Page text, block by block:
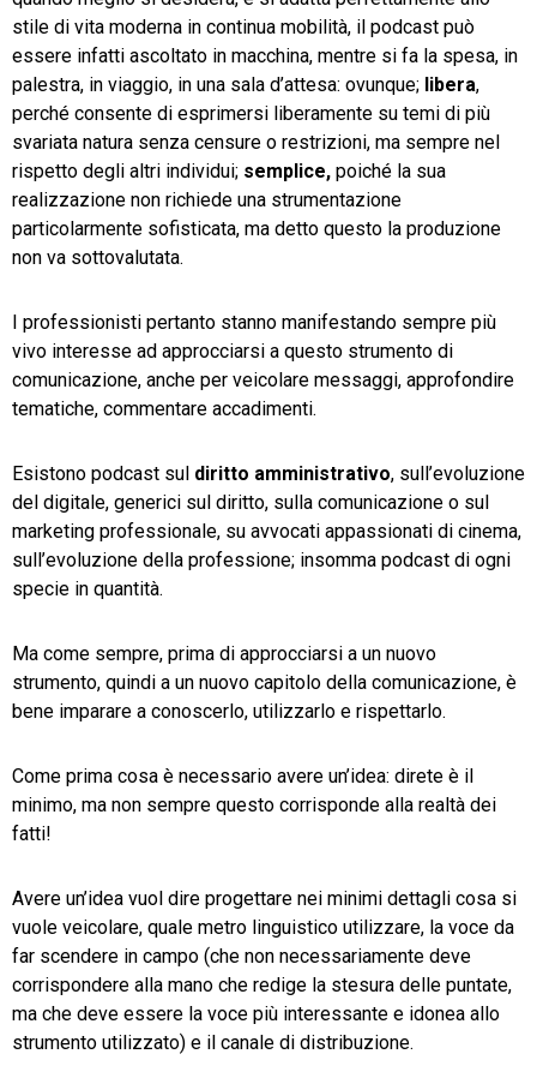
stile di vita moderna in continua mobilità, il podcast può
essere infatti ascoltato in macchina, mentre si fa la spesa, in
palestra, in viaggio, in una sala d’attesa: ovunque; libera,
perché consente di esprimersi liberamente su temi di più
svariata natura senza censure o restrizioni, ma sempre nel
rispetto degli altri individui; semplice, poiché la sua
realizzazione non richiede una strumentazione
particolarmente sofisticata, ma detto questo la produzione
non va sottovalutata.
I professionisti pertanto stanno manifestando sempre più
vivo interesse ad approcciarsi a questo strumento di
comunicazione, anche per veicolare messaggi, approfondire
tematiche, commentare accadimenti.
Esistono podcast sul diritto amministrativo, sull’evoluzione
del digitale, generici sul diritto, sulla comunicazione o sul
marketing professionale, su avvocati appassionati di cinema,
sull’evoluzione della professione; insomma podcast di ogni
specie in quantità.
Ma come sempre, prima di approcciarsi a un nuovo
strumento, quindi a un nuovo capitolo della comunicazione, è
bene imparare a conoscerlo, utilizzarlo e rispettarlo.
Come prima cosa è necessario avere un’idea: direte è il
minimo, ma non sempre questo corrisponde alla realtà dei
fatti!
Avere un’idea vuol dire progettare nei minimi dettagli cosa si
vuole veicolare, quale metro linguistico utilizzare, la voce da
far scendere in campo (che non necessariamente deve
corrispondere alla mano che redige la stesura delle puntate,
ma che deve essere la voce più interessante e idonea allo
strumento utilizzato) e il canale di distribuzione.